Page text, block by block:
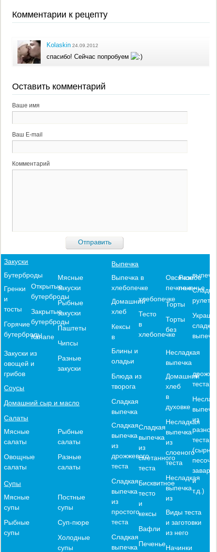
Комментарии к рецепту
Kolaskin 24.09.2012
спасибо! Сейчас попробуем
Оставить комментарий
Ваше имя
Ваш E-mail
Комментарий
Закуски
Бутерброды
Гренки
и
тосты
Горячие
бутерброды
Открытые
бутерброды
Закрытые
бутерброды
Канапе
Закуски из
овощей и
грибов
Мясные
закуски
Рыбные
закуски
Паштеты
Чипсы
Разные
закуски
Соусы
Домашний сыр и масло
Салаты
Мясные
салаты
Овощные
салаты
Рыбные
салаты
Разные
салаты
Супы
Мясные
супы
Рыбные
супы
Постные
супы
Суп-пюре
Холодные
супы
Выпечка
Выпечка в
хлебопечке
Домашний
хлеб
Кексы
в
хлебопечке
Тесто
в
хлебопечке
Блины и
оладьи
Блюда из
творога
Сладкая
выпечка
Сладкая
выпечка
из
дрожжевого
теста
Сладкая
выпечка
из
простого
теста
Сладкая
выпечка
Сладкая
выпечка
из
сметанного
теста
Бисквитное
тесто
и
кексы
Вафли
Печенье
Овсяное
печенье
Разное
печенье
Торты
Торты
без
рулеты
Несладкая
выпечка
Домашний
хлеб
в
духовке
Несладкая
выпечка
из
слоеного
теста
Несладкая
выпечка
из
теста
из
разного
теста
и
т.д.)
Виды теста
и заготовки
из него
Начинки